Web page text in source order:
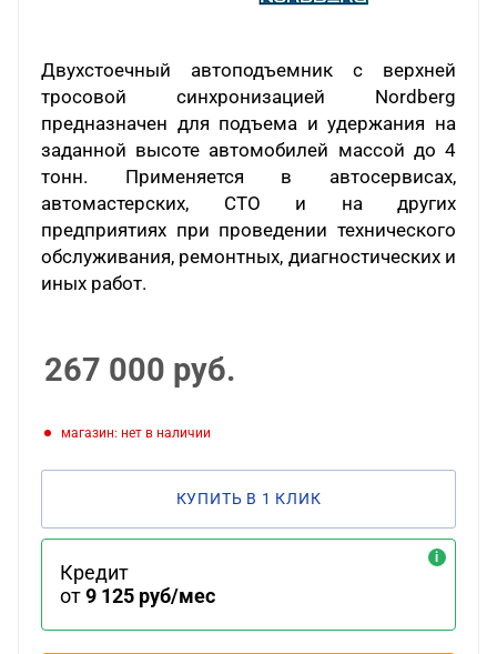
Двухстоечный автоподъемник с верхней
тросовой синхронизацией Nordberg
предназначен для подъема и удержания на
заданной высоте автомобилей массой до 4
тонн. Применяется в автосервисах,
автомастерских, СТО и на других
предприятиях при проведении технического
обслуживания, ремонтных, диагностических и
иных работ.
267 000 руб.
Магазин: нет в наличии
КУПИТЬ В 1 КЛИК
Кредит
от9 125 руб/мес